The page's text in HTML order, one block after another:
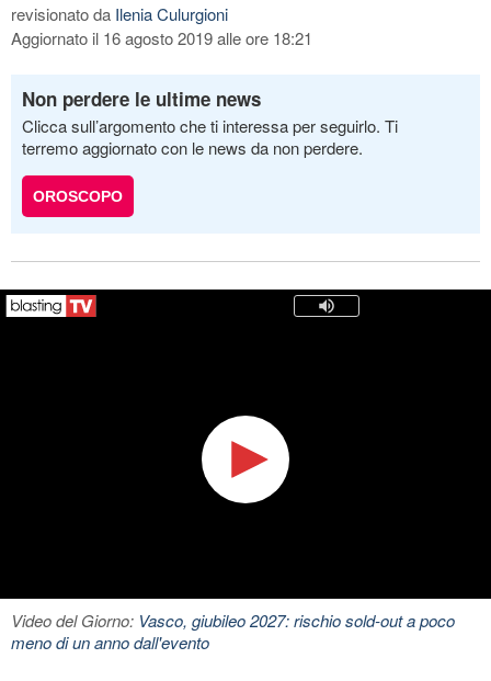
revisionato da Ilenia Culurgioni
Aggiornato il 16 agosto 2019 alle ore 18:21
Non perdere le ultime news
Clicca sull’argomento che ti interessa per seguirlo. Ti
terremo aggiornato con le news da non perdere.
OROSCOPO
Video del Giorno: Vasco, giubileo 2027: rischio sold-out a poco
meno di un anno dall'evento